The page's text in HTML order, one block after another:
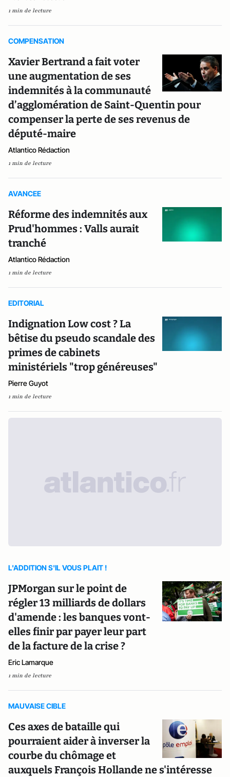
1 min de lecture
COMPENSATION
Xavier Bertrand a fait voter
une augmentation de ses
indemnités à la communauté
d’agglomération de Saint-Quentin pour
compenser la perte de ses revenus de
député-maire
Atlantico Rédaction
1 min de lecture
AVANCEE
Réforme des indemnités aux
Prud'hommes : Valls aurait
tranché
Atlantico Rédaction
1 min de lecture
EDITORIAL
Indignation Low cost ? La
bêtise du pseudo scandale des
primes de cabinets
ministériels "trop généreuses"
Pierre Guyot
1 min de lecture
L'ADDITION S'IL VOUS PLAIT !
JPMorgan sur le point de
régler 13 milliards de dollars
d'amende : les banques vont-
elles finir par payer leur part
de la facture de la crise ?
Eric Lamarque
1 min de lecture
MAUVAISE CIBLE
Ces axes de bataille qui
pourraient aider à inverser la
courbe du chômage et
auxquels François Hollande ne s'intéresse